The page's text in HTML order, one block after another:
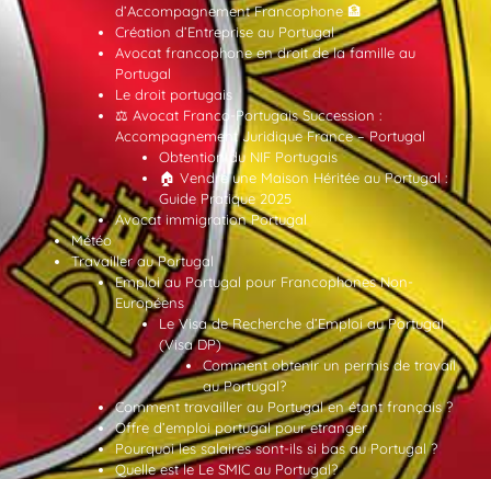
d’Accompagnement Francophone 🏦
Création d’Entreprise au Portugal
Avocat francophone en droit de la famille au
Portugal
Le droit portugais
⚖️ Avocat Franco-Portugais Succession :
Accompagnement Juridique France – Portugal
Obtention du NIF Portugais
🏠 Vendre une Maison Héritée au Portugal :
Guide Pratique 2025
Avocat immigration Portugal
Météo
Travailler au Portugal
Emploi au Portugal pour Francophones Non-
Européens
Le Visa de Recherche d’Emploi au Portugal
(Visa DP)
Comment obtenir un permis de travail
au Portugal?
Comment travailler au Portugal en étant français ?
Offre d’emploi portugal pour etranger
Pourquoi les salaires sont-ils si bas au Portugal ?
Quelle est le Le SMIC au Portugal?